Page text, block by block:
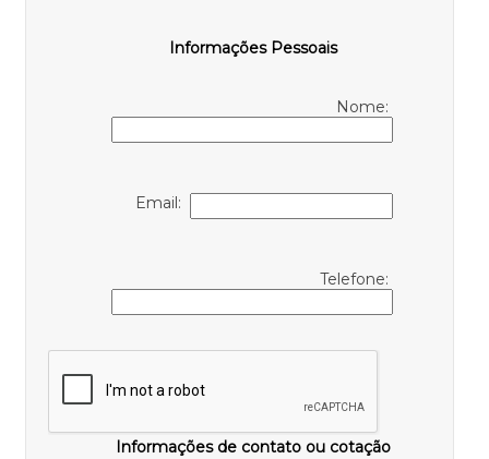
Informações Pessoais
Nome:
Email:
Telefone:
Informações de contato ou cotação